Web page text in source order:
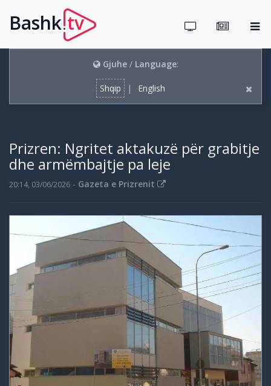
Bashk.tv
Gjuhe/ Language:
Shqip | English
Prizren: Ngritet aktakuzë për grabitje
dhe armëmbajtje pa leje
20:14, 03/06/2026 - Gazeta e Prizrenit